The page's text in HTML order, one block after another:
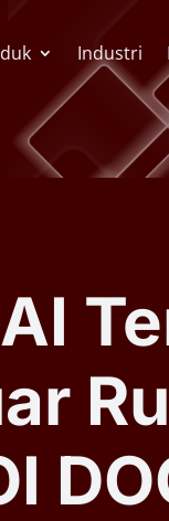
Redactor
OCR
Industri